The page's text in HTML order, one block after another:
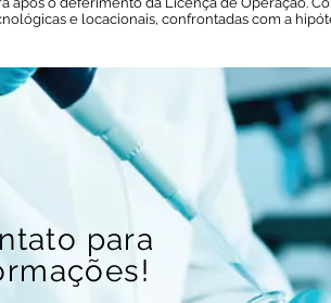
e locacionais, confrontadas com a
para